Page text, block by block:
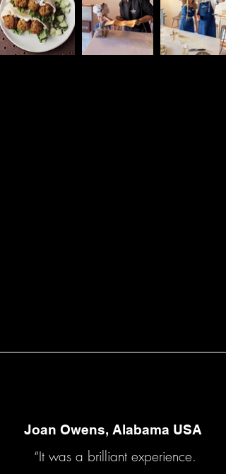
Joan Owens, Alabama USA
“It was a brilliant experience.